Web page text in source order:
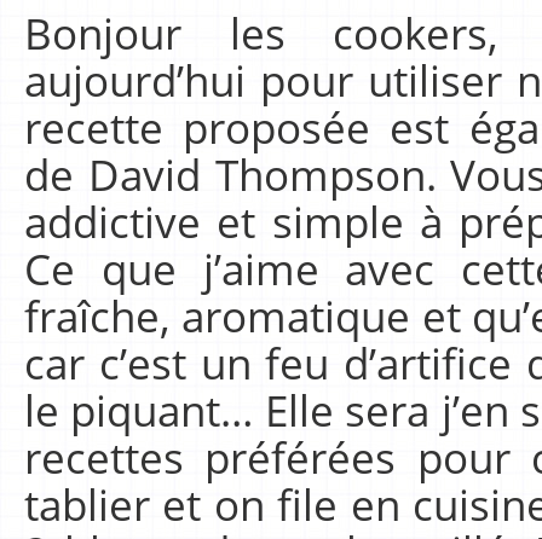
Bonjour les
aujourd’hui pour utiliser
recette proposée est
de David Thompson.
addictive et simple à
Ce que j’aime avec
fraîche, aromatique et
car c’est un feu
le piquant… Elle sera j’en
recettes préférées
tablier et on file en